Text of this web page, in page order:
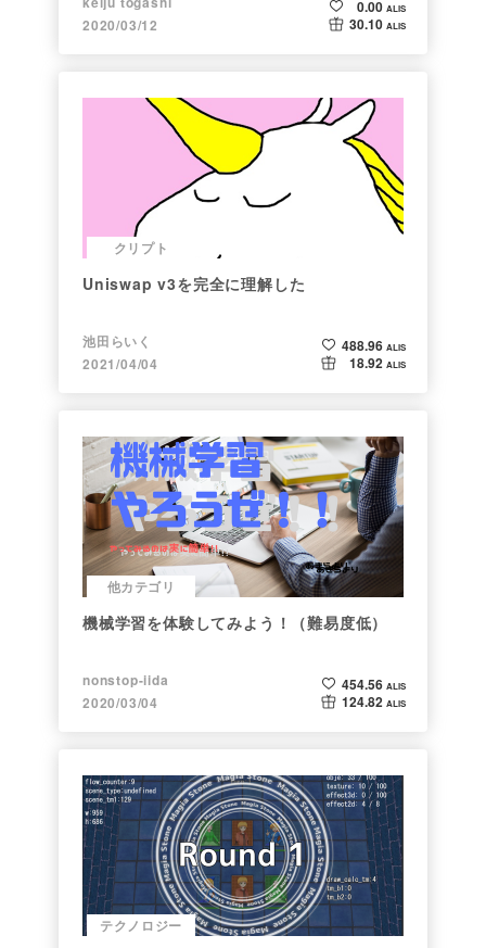
2020/03/12
0.00 ALIS
30.10 ALIS
クリプト
Uniswap v3を完全に理解した
池田らいく
2021/04/04
488.96 ALIS
18.92 ALIS
他カテゴリ
機械学習を体験してみよう！（難易度低）
nonstop-iida
2020/03/04
454.56 ALIS
124.82 ALIS
テクノロジー